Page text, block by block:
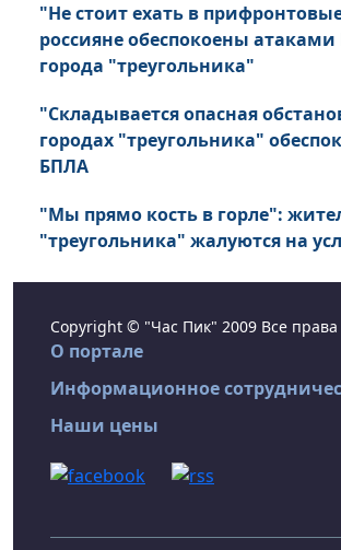
"Не стоит ехать в
россияне обеспокоены
города "треугольника"
"Складывается опасная
городах "треугольника"
БПЛА
"Мы прямо кость в горле":
"треугольника" жалуются на
Copyright © "Час Пик" 2009 Все
О портале
Информационное
Наши цены